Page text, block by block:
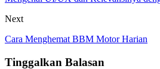
Next
Cara Menghemat BBM Motor Harian
Tinggalkan Balasan